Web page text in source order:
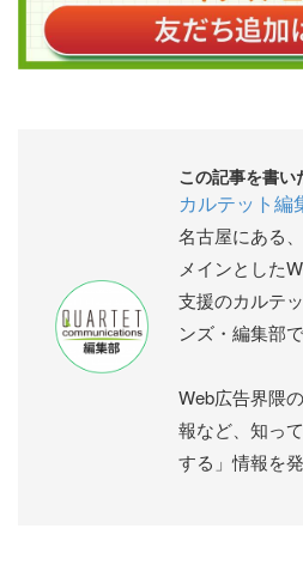
この記事を書い
カルテット編
名古屋にある
メインとした
支援のカルテ
ンズ・編集部
Web広告界隈
報など、知っ
する」情報を